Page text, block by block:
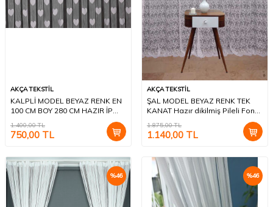
AKÇA TEKSTİL
KALPLİ MODEL BEYAZ RENK EN
100 CM BOY 280 CM HAZIR İP
1.400,00TL
750,00 TL
AKÇA TEKSTİL
ŞAL MODEL BEYAZ RENK TEK
KANAT Hazır dikilmiş Pileli Fon
1.875,00TL
1.140,00 TL
%46 %46